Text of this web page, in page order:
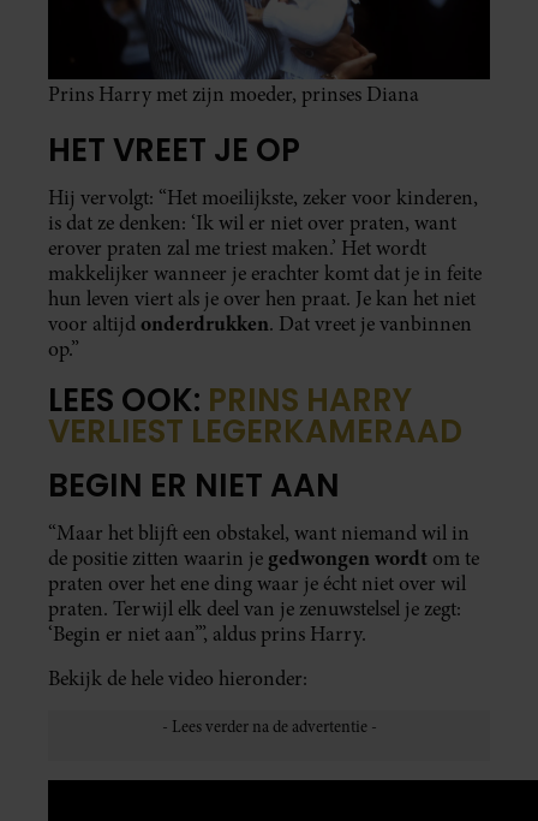
Prins Harry met zijn moeder, prinses Diana
HET VREET JE OP
Hij vervolgt: “Het moeilijkste, zeker voor kinderen,
is dat ze denken: ‘Ik wil er niet over praten, want
erover praten zal me triest maken.’ Het wordt
makkelijker wanneer je erachter komt dat je in feite
hun leven viert als je over hen praat. Je kan het niet
voor altijdonderdrukken. Dat vreet je vanbinnen
op.”
LEES OOK: PRINS HARRY
VERLIEST LEGERKAMERAAD
BEGIN ER NIET AAN
“Maar het blijft een obstakel, want niemand wil in
de positie zitten waarin je gedwongen wordt om te
praten over het ene ding waar je écht niet over wil
praten. Terwijl elk deel van je zenuwstelsel je zegt:
‘Begin er niet aan’”, aldus prins Harry.
Bekijk de hele video hieronder: